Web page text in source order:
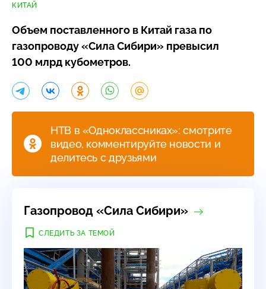
КИТАЙ
Объем поставленного в Китай газа по
газопроводу «Сила Сибири» превысил
100 млрд кубометров.
НТВ в «Одноклассниках»: смотрите
видео, комментируйте новости и
делитесь с друзьями
Газопровод «Сила Сибири»
СЛЕДИТЬ ЗА ТЕМОЙ